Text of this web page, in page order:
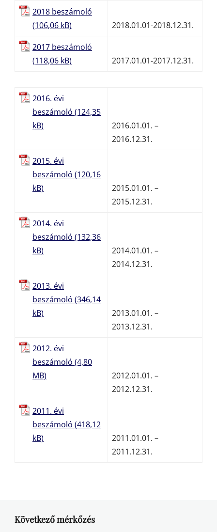
2018 beszámoló
2018.01.01-2018.12.31.
2017 beszámoló
2017.01.01-2017.12.31.
2016. évi
beszámoló
2016.01.01. –
2016.12.31.
2015. évi
beszámoló
2015.01.01. –
2015.12.31.
2014. évi
beszámoló
2014.01.01. –
2014.12.31.
2013. évi
beszámoló
2013.01.01. –
2013.12.31.
2012. évi
beszámoló
2012.01.01. –
2012.12.31.
2011. évi
beszámoló
2011.01.01. –
2011.12.31.
Következő mérkőzés